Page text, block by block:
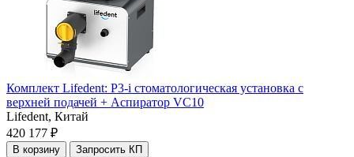
Комплект Lifedent: P3-i стоматологическая установка с
верхней подачей + Аспиратор VC10
Lifedent, Китай
420 177 ₽
В корзину Запросить КП